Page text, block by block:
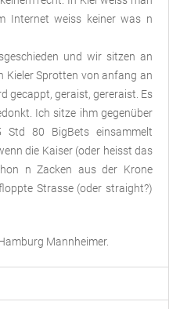
Internet weiss keiner was n
und wir sitzen an
Kieler Sprotten von anfang an
gecappt, geraist, gereraist. Es
Ich sitze ihm gegenüber
80 BigBets einsammelt
die Kaiser (oder heisst das
n Zacken aus der Krone
Strasse (oder straight?)
Mannheimer.